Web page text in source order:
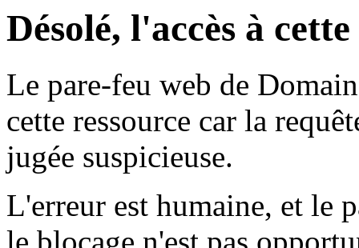
Désolé, l'accès à
Le pare-feu web de
cette ressource car la
jugée suspicieuse.
L'erreur est humaine, et le